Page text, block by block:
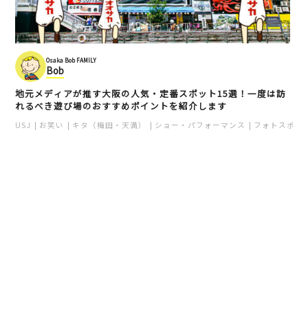
Osaka Bob FAMILY
Bob
地元メディアが推す大阪の人気・定番スポット15選！一度は訪
れるべき遊び場のおすすめポイントを紹介します
USJ お笑い キタ（梅田・天満） ショー・パフォーマンス フォトスポッ